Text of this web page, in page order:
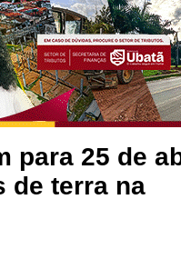
para 25 de
de terra na